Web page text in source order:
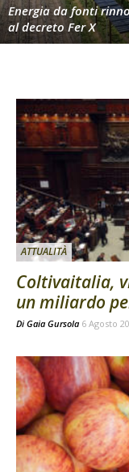
Energia da fonti
al decreto Fer X
ATTUALITÀ
Coltivaitalia,
un miliardo
Di Gaia Gursola 6 Agosto